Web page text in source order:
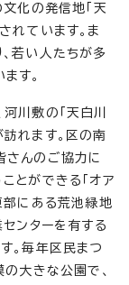
文化の発信地「天
れています。ま
若い人たちが多
す。
川敷の「天白川
れます。区の南
さんのご協力に
とができる「オア
部にある荒池緑地
センターを有する
。毎年区民まつ
の大きな公園で、